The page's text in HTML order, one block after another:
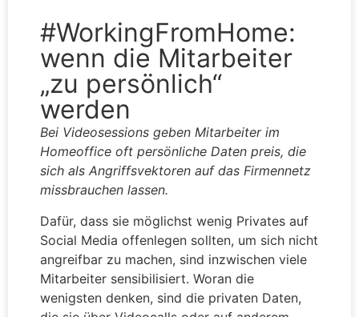
#WorkingFromHome:
wenn die Mitarbeiter
„zu persönlich“
werden​
Bei Videosessions geben Mitarbeiter im
Homeoffice oft persönliche Daten preis, die
sich als Angriffsvektoren auf das Firmennetz
missbrauchen lassen.
Dafür, dass sie möglichst wenig Privates auf
Social Media offenlegen sollten, um sich nicht
angreifbar zu machen, sind inzwischen viele
Mitarbeiter sensibilisiert. Woran die
wenigsten denken, sind die privaten Daten,